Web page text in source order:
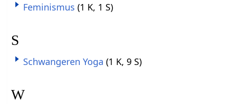
Feminismus (1 K, 1 S)
S
Schwangeren Yoga (1 K, 9 S)
W